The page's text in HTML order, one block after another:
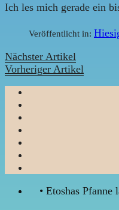
Ich les mich gerade ein
Veröffentlicht in:
Nächster Artikel
Vorheriger Artikel
• Etoshas Pfanne